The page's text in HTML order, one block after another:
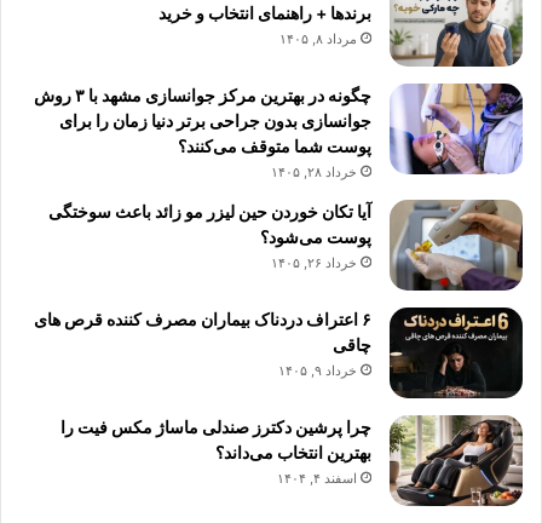
برندها + راهنمای انتخاب و خرید
مرداد ۸, ۱۴۰۵
چگونه در بهترین مرکز جوانسازی مشهد با ۳ روش
جوانسازی بدون جراحی برتر دنیا زمان را برای
پوست شما متوقف می‌کنند؟
خرداد ۲۸, ۱۴۰۵
آیا تکان خوردن حین لیزر مو زائد باعث سوختگی
پوست می‌شود؟
خرداد ۲۶, ۱۴۰۵
۶ اعتراف دردناک بیماران مصرف کننده قرص های
چاقی
خرداد ۹, ۱۴۰۵
چرا پرشین دکترز صندلی ماساژ مکس فیت را
بهترین انتخاب می‌داند؟
اسفند ۴, ۱۴۰۴